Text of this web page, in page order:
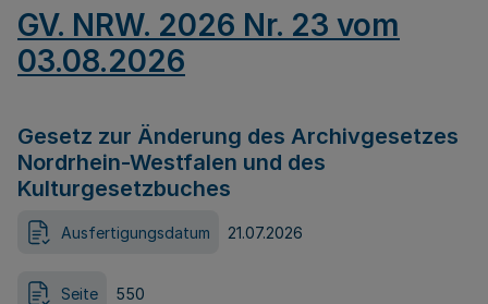
GV. NRW. 2026 Nr. 23 vom
03.08.2026
Gesetz zur Änderung des Archivgesetzes
Nordrhein-Westfalen und des
Kulturgesetzbuches
Ausfertigungsdatum 21.07.2026
Seite 550